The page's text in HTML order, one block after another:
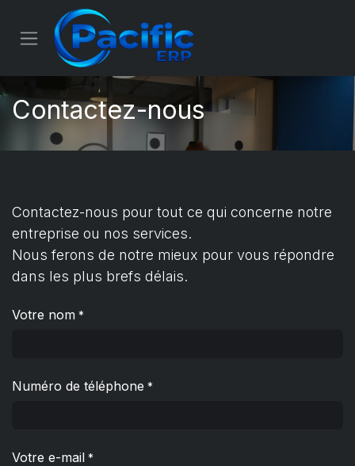
Se rendre au contenu
Contactez-nous
Contactez-nous pour tout ce qui concerne notre
entreprise ou nos services.
Nous ferons de notre mieux pour vous répondre
dans les plus brefs délais.
Votre nom *
Numéro de téléphone *
Votre e-mail *